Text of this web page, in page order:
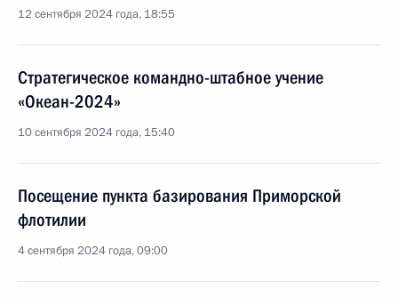
12 сентября 2024 года, 18:55
Стратегическое командно-штабное учение
«Океан-2024»
10 сентября 2024 года, 15:40
Посещение пункта базирования Приморской
флотилии
4 сентября 2024 года, 09:00